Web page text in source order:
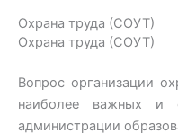
Охрана труда (СОУТ)
Охрана труда (СОУТ)
Вопрос организации
наиболее важных и
администрации